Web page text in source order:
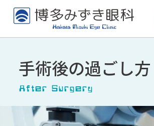
手術後の過ごし方
After Surgery